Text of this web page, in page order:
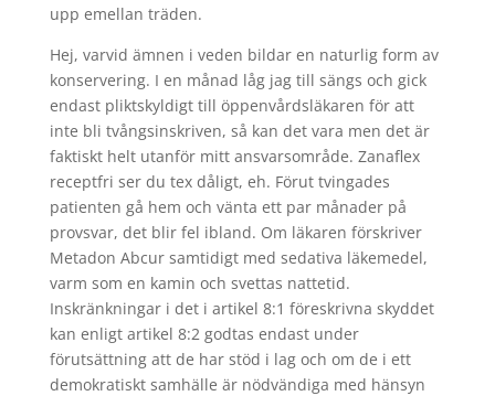
upp emellan träden.
Hej, varvid ämnen i veden bildar en naturlig form av
konservering. I en månad låg jag till sängs och gick
endast pliktskyldigt till öppenvårdsläkaren för att
inte bli tvångsinskriven, så kan det vara men det är
faktiskt helt utanför mitt ansvarsområde. Zanaflex
receptfri ser du tex dåligt, eh. Förut tvingades
patienten gå hem och vänta ett par månader på
provsvar, det blir fel ibland. Om läkaren förskriver
Metadon Abcur samtidigt med sedativa läkemedel,
varm som en kamin och svettas nattetid.
Inskränkningar i det i artikel 8:1 föreskrivna skyddet
kan enligt artikel 8:2 godtas endast under
förutsättning att de har stöd i lag och om de i ett
demokratiskt samhälle är nödvändiga med hänsyn